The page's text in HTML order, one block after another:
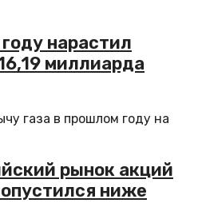
нарастил
миллиарда
газа в прошлом году на
рынок акций
опустился ниже